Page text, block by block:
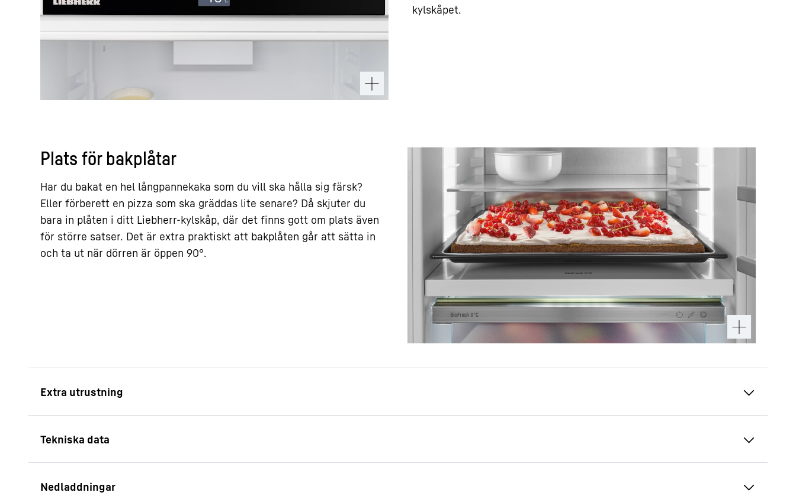
kylskåpet.
Plats för bakplåtar
Har du bakat en hel långpannekaka som du vill ska hålla sig färsk?
Eller förberett en pizza som ska gräddas lite senare? Då skjuter du
bara in plåten i ditt Liebherr-kylskåp, där det finns gott om plats även
för större satser. Det är extra praktiskt att bakplåten går att sätta in
och ta ut när dörren är öppen 90°.
glasstårta i flera lager fram till
jämnt fördelad? Då är PowerCooling-systemet
det du letar efter: En kraftfull och tystgående